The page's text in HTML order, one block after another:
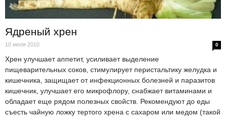
Ядреный хрен
10 июля 2010 0
Хрен улучшает аппетит, усиливает выделение
пищеварительных соков, стимулирует перистальтику желудка и
кишечника, защищает от инфекционных болезней и паразитов
кишечник, улучшает его микрофлору, снабжает витаминами и
обладает еще рядом полезных свойств. Рекомендуют до еды
съесть чайную ложку тертого хрена с сахаром или медом (такой